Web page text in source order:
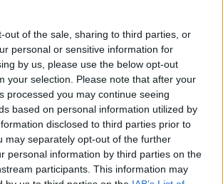
out of the sale, sharing to third parties, or
personal or sensitive information for
by us, please use the below opt-out
your selection. Please note that after your
processed you may continue seeing
based on personal information utilized by
disclosed to third parties prior to
may separately opt-out of the further
personal information by third parties on the
participants. This information may